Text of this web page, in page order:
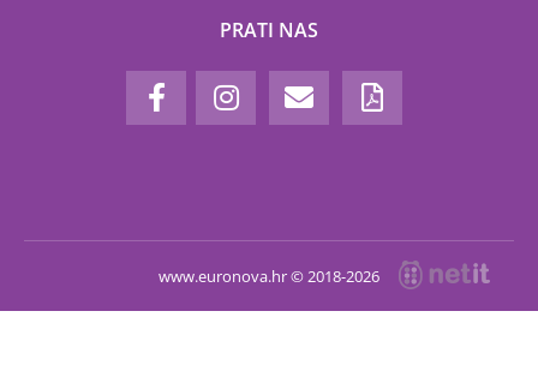
PRATI NAS
www.euronova.hr © 2018-2026